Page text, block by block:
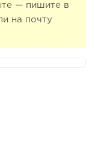
— пишите в
на почту